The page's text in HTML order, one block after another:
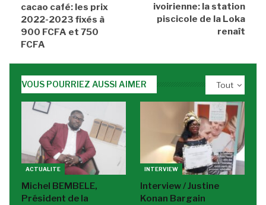
cacao café: les prix
2022-2023 fixés à
900 FCFA et 750
FCFA
ivoirienne: la station
piscicole de la Loka
renaît
Tout
VOUS POURRIEZ AUSSI AIMER
ACTUALITE
Michel BEMBELE,
Président de la
INTERVIEW
Interview / Justine
Konan Bargain